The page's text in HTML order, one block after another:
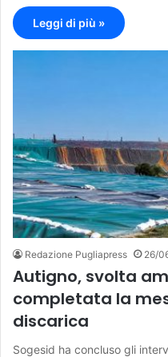
Leggi di più »
Redazione Pugliapress 26/
Autigno, svolta
completata la
discarica
Sogesid ha concluso gli